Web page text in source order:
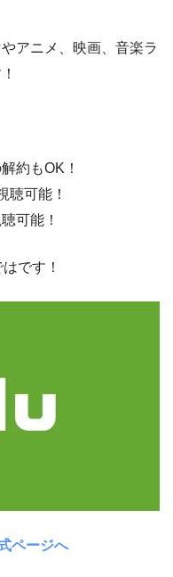
アニメ、映画、音楽ラ
約もOK！
聴可能！
可能！
です！
ページへ